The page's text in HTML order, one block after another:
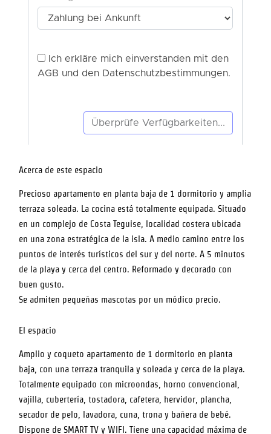
Acerca de este espacio
Precioso apartamento en planta baja de 1 dormitorio y amplia
terraza soleada. La cocina está totalmente equipada. Situado
en un complejo de Costa Teguise, localidad costera ubicada
en una zona estratégica de la isla. A medio camino entre los
puntos de interés turísticos del sur y del norte. A 5 minutos
de la playa y cerca del centro. Reformado y decorado con
buen gusto.
Se admiten pequeñas mascotas por un módico precio.
El espacio
Amplio y coqueto apartamento de 1 dormitorio en planta
baja, con una terraza tranquila y soleada y cerca de la playa.
Totalmente equipado con microondas, horno convencional,
vajilla, cubertería, tostadora, cafetera, hervidor, plancha,
secador de pelo, lavadora, cuna, trona y bañera de bebé.
Dispone de SMART TV y WIFI. Tiene una capacidad máxima de